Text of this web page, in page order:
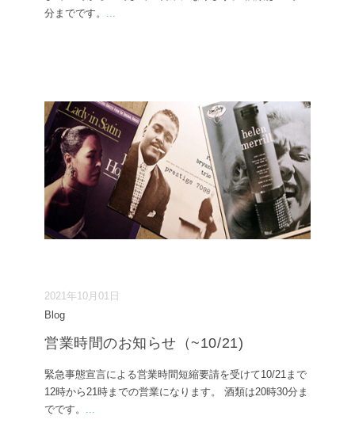
分までです。
2021年10月01日
Blog
営業時間のお知らせ（~10/21)
緊急事態宣言による営業時間短縮要請を受けて10/21まで
12時から21時までの営業になります。 酒類は20時30分ま
でです。